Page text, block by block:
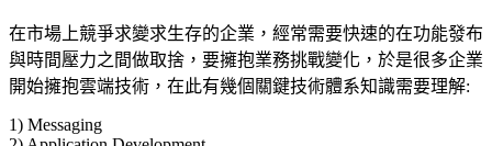
在市場上競爭求變求生存的企業，經常需要快速的在功能發布
與時間壓力之間做取捨，要擁抱業務挑戰變化，於是很多企業
開始擁抱雲端技術，在此有幾個關鍵技術體系知識需要理解:
1) Messaging